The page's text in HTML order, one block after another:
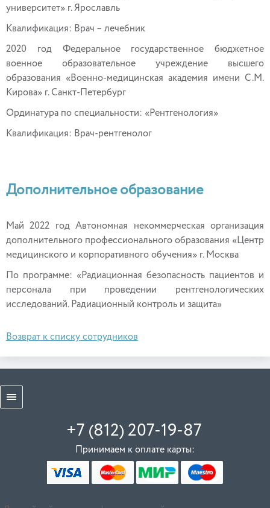
университет» г. Ярославль
Квалификация: Врач – лечебник
2020 год Федеральное государственное бюджетное
военное образовательное учреждение высшего
образования «Военно-медицинская академия имени С.М.
Кирова» г. Санкт-Петербург
Ординатура по специальности: «Рентгенология»
Квалификация: Врач-рентгенолог
Дополнительное образование
Май 2022 год Автономная некоммерческая организация
дополнительного профессионального образования «Центр
медицинского и корпоративного обучения» г. Москва
По программе: «Радиационная безопасность пациентов и
персонала при проведении рентгенологических
исследований. Радиационный контроль и защита»
Возврат к списку сотрудников
+7 (812) 207-19-87
Принимаем к оплате карты: